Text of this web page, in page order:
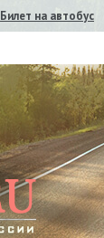
Билет на автобус